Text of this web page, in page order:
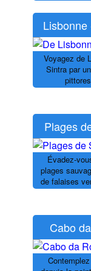
Voyagez de
Sintra par
Plages
Évadez-
plages
de falaises
Cabo